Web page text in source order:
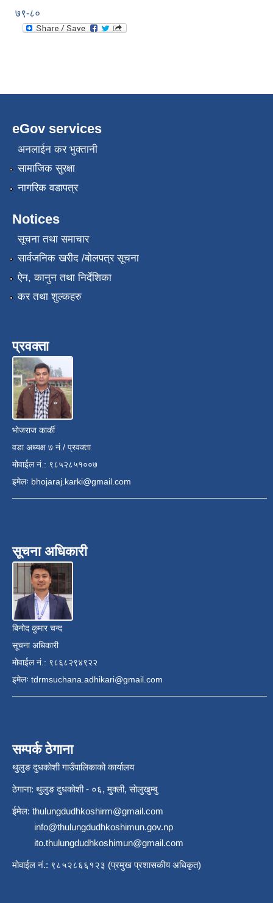
७९-८०
eGov services
अनलाईन कर भुक्तानी
सामाजिक सुरक्षा
नागरिक वडापत्र
Notices
सूचना तथा समाचार
सार्वजनिक खरीद /बोलपत्र सूचना
ऐन, कानुन तथा निर्देशिका
कर तथा शुल्कहरु
प्रवक्ता
भोजराज कार्की
वडा अध्यक्ष ७ नं./ प्रवक्ता
मोवाईल नं.: ९८५२८५१००७
इमेलः bhojaraj.karki@gmail.com
सूचना अधिकारी
बिनोद कुमार चन्द
सूचना अधिकारी
मोवाईल नं.: ९८६८२९४९२२
इमेलः tdrmsuchana.adhikari@gmail.com
सम्पर्क ठेगाना
थुलुङ दुधकाेशी गाउँपालिकाको कार्यालय
ठेगाना: थुलुङ दुधकाेशी - ०६, मुक्ली, साेलुखुम्बु
ईमेल: thulungdudhkoshirm@gmail.com
info@thulungdudhkoshimun.gov.np
ito.thulungdudhkoshimun@gmail.com
मोवाईल नं.: ९८५२८६६१२३ (प्रमुख प्रशासकीय अधिकृत)